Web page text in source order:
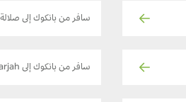
سافر من بانكوك إلى صلالة
سافر من بانكوك إلى Sharjah